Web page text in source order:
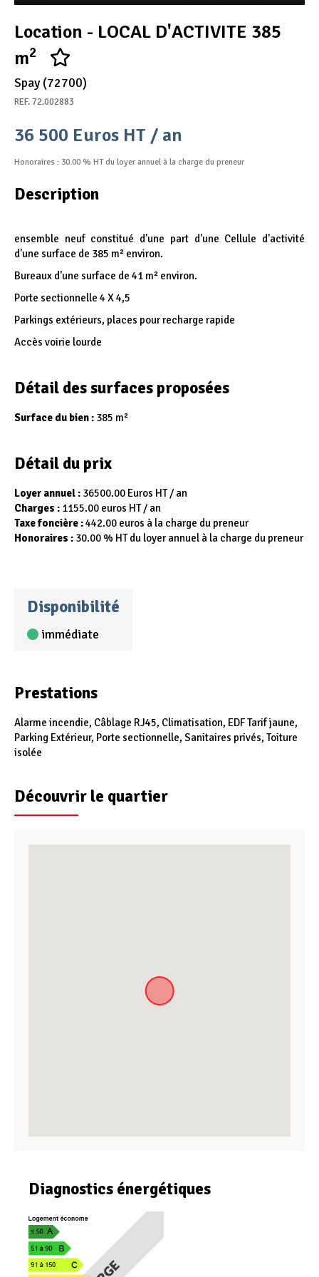
Nous rejoindre
Location - LOCAL D'ACTIVITE 385
m2
Spay (72700)
REF. 72.002883
36 500 Euros HT / an
Honoraires : 30.00 % HT du loyer annuel à la charge du preneur
Description
ensemble neuf constitué d'une part d'une Cellule d'activité
d'une surface de 385 m² environ.
Bureaux d'une surface de 41 m² environ.
Porte sectionnelle 4 X 4,5
Parkings extérieurs, places pour recharge rapide
Accès voirie lourde
Détail des surfaces proposées
Surface du bien : 385 m²
Détail du prix
Loyer annuel : 36500.00 Euros HT / an
Charges : 1155.00 euros HT / an
Taxe foncière :442.00 euros à la charge du preneur
Honoraires : 30.00 % HT du loyer annuel à la charge du preneur
Disponibilité
immédiate
Prestations
Alarme incendie, Câblage RJ45, Climatisation, EDF Tarif jaune,
Parking Extérieur, Porte sectionnelle, Sanitaires privés, Toiture
isolée
Découvrir le quartier
Diagnostics énergétiques